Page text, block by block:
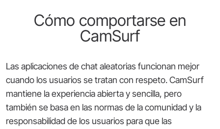
Cómo comportarse en
CamSurf
Las aplicaciones de chat aleatorias funcionan mejor
cuando los usuarios se tratan con respeto. CamSurf
mantiene la experiencia abierta y sencilla, pero
también se basa en las normas de la comunidad y la
responsabilidad de los usuarios para que las